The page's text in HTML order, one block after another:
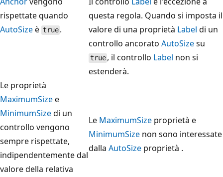
rispettate quando
AutoSizeè true .
questa regola. Quando si imposta il
valore di una proprietà Label di un
controllo ancorato AutoSizesu
true , il controllo Label non si
estenderà.
Le proprietà
MaximumSizee
MinimumSizedi un
controllo vengono
sempre rispettate,
indipendentemente dal
valore della relativa
Le MaximumSize proprietà e
MinimumSize non sono interessate
dalla AutoSize proprietà .